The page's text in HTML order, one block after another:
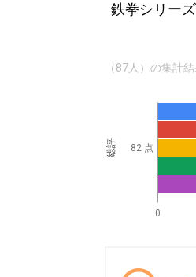
鉄拳シリー
（87人）の集計
0
82 点
総評